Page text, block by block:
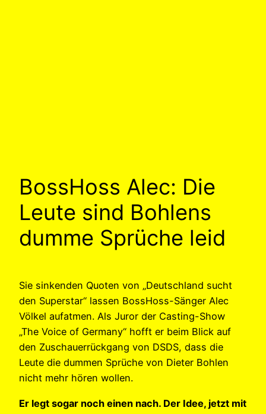
BossHoss Alec: Die
Leute sind Bohlens
dumme Sprüche leid
Sie sinkenden Quoten von „Deutschland sucht
den Superstar“ lassen BossHoss-Sänger Alec
Völkel aufatmen. Als Juror der Casting-Show
„The Voice of Germany“ hofft er beim Blick auf
den Zuschauerrückgang von DSDS, dass die
Leute die dummen Sprüche von Dieter Bohlen
nicht mehr hören wollen.
Er legt sogar noch einen nach. Der Idee, jetzt mit